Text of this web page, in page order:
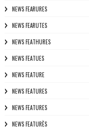
NEWS FEARURES
NEWS FEARUTES
NEWS FEATHURES
NEWS FEATUES
NEWS FEATURE
NEWS FEATURES
NEWS FEATURES
NEWS FEATURÈS